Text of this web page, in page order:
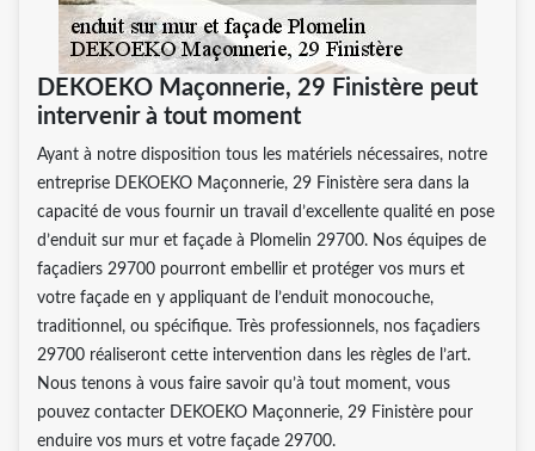
DEKOEKO Maçonnerie, 29 Finistère peut
intervenir à tout moment
Ayant à notre disposition tous les matériels nécessaires, notre
entreprise DEKOEKO Maçonnerie, 29 Finistère sera dans la
capacité de vous fournir un travail d’excellente qualité en pose
d’enduit sur mur et façade à Plomelin 29700. Nos équipes de
façadiers 29700 pourront embellir et protéger vos murs et
votre façade en y appliquant de l’enduit monocouche,
traditionnel, ou spécifique. Très professionnels, nos façadiers
29700 réaliseront cette intervention dans les règles de l’art.
Nous tenons à vous faire savoir qu’à tout moment, vous
pouvez contacter DEKOEKO Maçonnerie, 29 Finistère pour
enduire vos murs et votre façade 29700.